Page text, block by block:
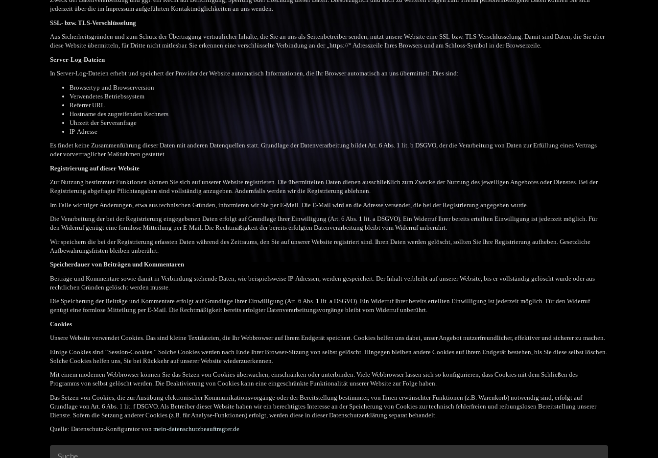
jederzeit über die im Impressum aufgeführten Kontaktmöglichkeiten an uns wenden.
SSL- bzw. TLS-Verschlüsselung
Aus Sicherheitsgründen und zum Schutz der Übertragung vertraulicher Inhalte, die Sie an uns als Seitenbetreiber senden, nutzt unsere Website eine SSL-bzw. TLS-Verschlüsselung. Damit sind Daten, die Sie über
diese Website übermitteln, für Dritte nicht mitlesbar. Sie erkennen eine verschlüsselte Verbindung an der „https://“ Adresszeile Ihres Browsers und am Schloss-Symbol in der Browserzeile.
Server-Log-Dateien
In Server-Log-Dateien erhebt und speichert der Provider der Website automatisch Informationen, die Ihr Browser automatisch an uns übermittelt. Dies sind:
Browsertyp und Browserversion
Verwendetes Betriebssystem
Referrer URL
Hostname des zugreifenden Rechners
Uhrzeit der Serveranfrage
IP-Adresse
Es findet keine Zusammenführung dieser Daten mit anderen Datenquellen statt. Grundlage der Datenverarbeitung bildet Art. 6 Abs. 1 lit. b DSGVO, der die Verarbeitung von Daten zur Erfüllung eines Vertrags
oder vorvertraglicher Maßnahmen gestattet.
Registrierung auf dieser Website
Zur Nutzung bestimmter Funktionen können Sie sich auf unserer Website registrieren. Die übermittelten Daten dienen ausschließlich zum Zwecke der Nutzung des jeweiligen Angebotes oder Dienstes. Bei der
Registrierung abgefragte Pflichtangaben sind vollständig anzugeben. Andernfalls werden wir die Registrierung ablehnen.
Im Falle wichtiger Änderungen, etwa aus technischen Gründen, informieren wir Sie per E-Mail. Die E-Mail wird an die Adresse versendet, die bei der Registrierung angegeben wurde.
Die Verarbeitung der bei der Registrierung eingegebenen Daten erfolgt auf Grundlage Ihrer Einwilligung (Art. 6 Abs. 1 lit. a DSGVO). Ein Widerruf Ihrer bereits erteilten Einwilligung ist jederzeit möglich. Für
den Widerruf genügt eine formlose Mitteilung per E-Mail. Die Rechtmäßigkeit der bereits erfolgten Datenverarbeitung bleibt vom Widerruf unberührt.
Wir speichern die bei der Registrierung erfassten Daten während des Zeitraums, den Sie auf unserer Website registriert sind. Ihren Daten werden gelöscht, sollten Sie Ihre Registrierung aufheben. Gesetzliche
Aufbewahrungsfristen bleiben unberührt.
Speicherdauer von Beiträgen und Kommentaren
Beiträge und Kommentare sowie damit in Verbindung stehende Daten, wie beispielsweise IP-Adressen, werden gespeichert. Der Inhalt verbleibt auf unserer Website, bis er vollständig gelöscht wurde oder aus
rechtlichen Gründen gelöscht werden musste.
Die Speicherung der Beiträge und Kommentare erfolgt auf Grundlage Ihrer Einwilligung (Art. 6 Abs. 1 lit. a DSGVO). Ein Widerruf Ihrer bereits erteilten Einwilligung ist jederzeit möglich. Für den Widerruf
genügt eine formlose Mitteilung per E-Mail. Die Rechtmäßigkeit bereits erfolgter Datenverarbeitungsvorgänge bleibt vom Widerruf unberührt.
Cookies
Unsere Website verwendet Cookies. Das sind kleine Textdateien, die Ihr Webbrowser auf Ihrem Endgerät speichert. Cookies helfen uns dabei, unser Angebot nutzerfreundlicher, effektiver und sicherer zu machen.
Einige Cookies sind “Session-Cookies.” Solche Cookies werden nach Ende Ihrer Browser-Sitzung von selbst gelöscht. Hingegen bleiben andere Cookies auf Ihrem Endgerät bestehen, bis Sie diese selbst löschen.
Solche Cookies helfen uns, Sie bei Rückkehr auf unserer Website wiederzuerkennen.
Mit einem modernen Webbrowser können Sie das Setzen von Cookies überwachen, einschränken oder unterbinden. Viele Webbrowser lassen sich so konfigurieren, dass Cookies mit dem Schließen des
Programms von selbst gelöscht werden. Die Deaktivierung von Cookies kann eine eingeschränkte Funktionalität unserer Website zur Folge haben.
Das Setzen von Cookies, die zur Ausübung elektronischer Kommunikationsvorgänge oder der Bereitstellung bestimmter, von Ihnen erwünschter Funktionen (z.B. Warenkorb) notwendig sind, erfolgt auf
Grundlage von Art. 6 Abs. 1 lit. f DSGVO. Als Betreiber dieser Website haben wir ein berechtigtes Interesse an der Speicherung von Cookies zur technisch fehlerfreien und reibungslosen Bereitstellung unserer
Dienste. Sofern die Setzung anderer Cookies (z.B. für Analyse-Funktionen) erfolgt, werden diese in dieser Datenschutzerklärung separat behandelt.
Quelle: Datenschutz-Konfigurator von mein-datenschutzbeauftragter.de